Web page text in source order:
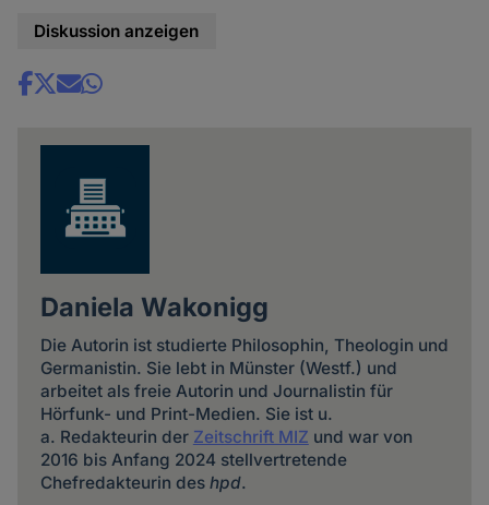
Diskussion anzeigen
Share
Daniela Wakonigg
Die Autorin ist studierte Philosophin, Theologin und
Germanistin. Sie lebt in Münster (Westf.) und
arbeitet als freie Autorin und Journalistin für
Hörfunk- und Print-Medien. Sie ist u.
a. Redakteurin der Zeitschrift MIZ und war von
2016 bis Anfang 2024 stellvertretende
Chefredakteurin des hpd.